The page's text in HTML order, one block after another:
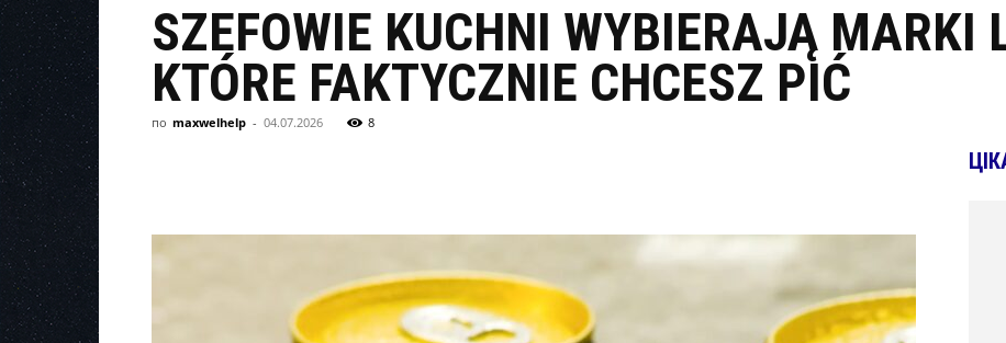
SZEFOWIE KUCHNI WYBIERAJĄ MARKI
KTÓRE FAKTYCZNIE CHCESZ PIĆ
по maxwelhelp - 04.07.2026 8